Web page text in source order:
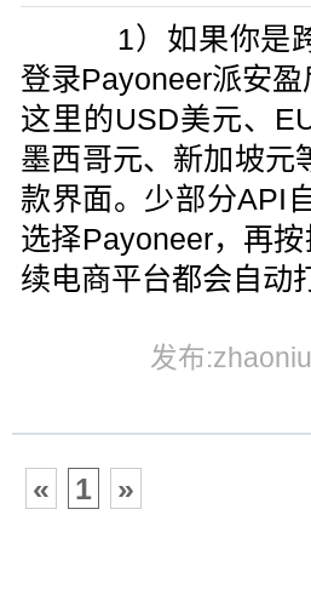
1）如果你是跨
登录Payoneer派安
这里的USD美元、
墨西哥元、新加坡元
款界面。少部分API
选择Payoneer，再
续电商平台都会自动
发布
« 1 »